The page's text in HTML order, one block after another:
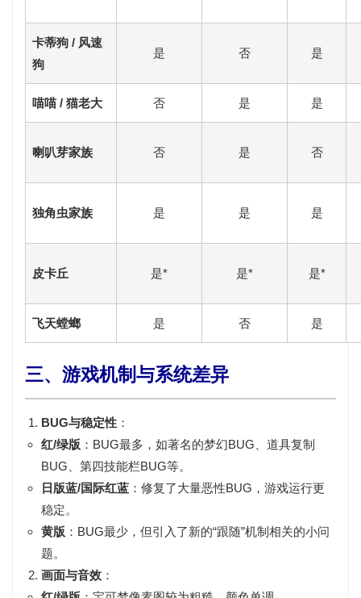
卡蒂狗 / 风速
狗
是 否 是
喵喵 / 猫老大 否 是 是
喇叭芽家族 否 是 否
独角虫家族 是 是 是
皮卡丘 是* 是* 是*
飞天螳螂 是 否 是
三、游戏机制与系统差异
BUG与稳定性 ：
红/绿版 ：BUG最多，如著名的梦幻BUG 、道具复制
BUG、第四技能栏BUG等。
日版蓝/国际红蓝 ：修复了大量恶性BUG，游戏运行更
稳定。
黄版 ：BUG最少，但引入了新的“跟随”机制相关的小问
题。
画面与音效 ：